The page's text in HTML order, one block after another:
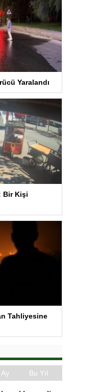
Yaralandı
Bir Kişi
Tahliyesine
Ay Bu Yıl